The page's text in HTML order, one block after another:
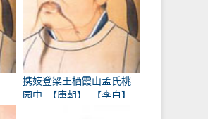
携妓登梁王栖霞山孟氏桃
园中_【唐朝】_【李白】